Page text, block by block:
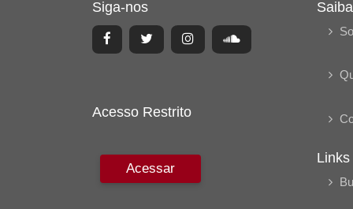
Siga-nos
Acesso Restrito
Acessar